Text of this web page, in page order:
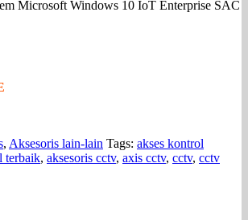
Microsoft Windows 10 IoT Enterprise SAC
, Aksesoris lain-lain Tags: akses kontrol
terbaik, aksesoris cctv, axis cctv, cctv, cctv